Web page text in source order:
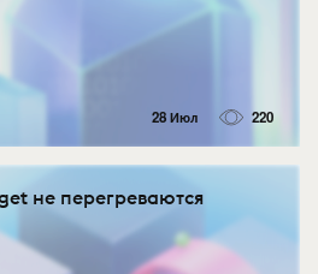
28 Июл 220
не перегреваются